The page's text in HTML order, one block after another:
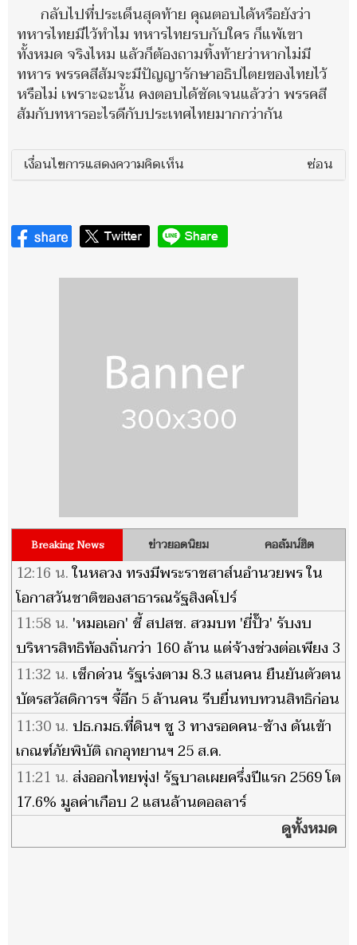
กลับไปที่ประเด็นสุดท้าย คุณตอบได้หรือยังว่า
ทหารไทยมีไว้ทำไม ทหารไทยรบกับใคร ก็แพ้เขา
ทั้งหมด จริงไหม แล้วก็ต้องถามทิ้งท้ายว่าหากไม่มี
ทหาร พรรคสีส้มจะมีปัญญารักษาอธิปไตยของไทยไว้
หรือไม่ เพราะฉะนั้น คงตอบได้ชัดเจนแล้วว่า พรรคสี
ส้มกับทหารอะไรดีกับประเทศไทยมากกว่ากัน
เงื่อนไขการแสดงความคิดเห็น ซ่อน
Breaking News ข่าวยอดนิยม คอลัมน์ฮิต
12:16 น.ในหลวง ทรงมีพระราชสาส์นอำนวยพร ใน
โอกาสวันชาติของสาธารณรัฐสิงคโปร์
11:58 น. 'หมอเอก' ชี้ สปสช. สวมบท 'ยี่ปั๊ว' รับงบ
บริหารสิทธิท้องถิ่นกว่า 160 ล้าน แต่จ้างช่วงต่อเพียง 3
ล้านบาท
11:32 น. เช็กด่วน รัฐเร่งตาม 8.3 แสนคน ยืนยันตัวตน
บัตรสวัสดิการฯ จี้อีก 5 ล้านคน รีบยื่นทบทวนสิทธิก่อน
หมดเขต
11:30 น. ปธ.กมธ.ที่ดินฯ ชู 3 ทางรอดคน-ช้าง ดันเข้า
เกณฑ์ภัยพิบัติ ถกอุทยานฯ 25 ส.ค.
11:21 น. ส่งออกไทยพุ่ง! รัฐบาลเผยครึ่งปีแรก 2569 โต
17.6% มูลค่าเกือบ 2 แสนล้านดอลลาร์
ดูทั้งหมด